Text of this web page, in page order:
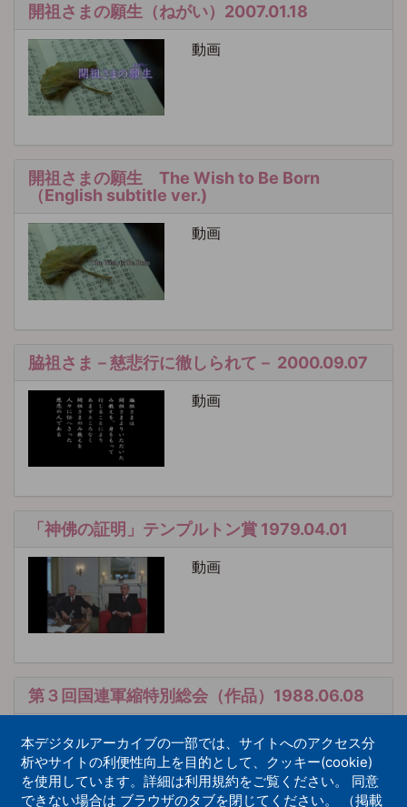
開祖さまの願生（ねがい）2007.01.18
動画
開祖さまの願生 The Wish to Be Born
（English subtitle ver.)
動画
脇祖さま－慈悲行に徹しられて－ 2000.09.07
動画
「神佛の証明」テンプルトン賞 1979.04.01
動画
第３回国連軍縮特別総会（作品）1988.06.08
動画
本デジタルアーカイブの一部では、サイトへのアクセス分
析やサイトの利便性向上を目的として、クッキー(cookie)
を使用しています。詳細は利用規約をご覧ください。 同意
できない場合は ブラウザのタブを閉じてください。 （掲載